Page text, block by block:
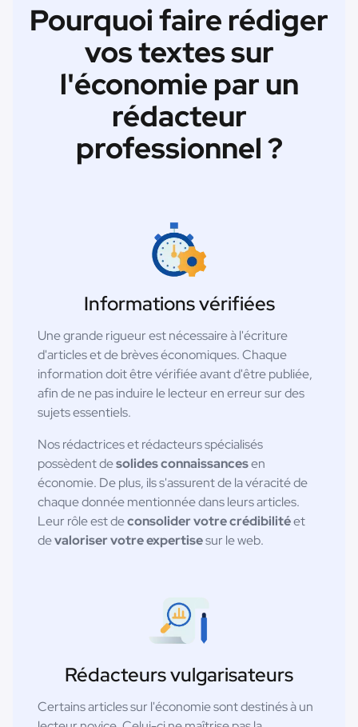
Pourquoi faire rédiger
vos textes sur
l'économie par un
rédacteur
professionnel ?
Informations vérifiées
Une grande rigueur est nécessaire à l'écriture
d'articles et de brèves économiques. Chaque
information doit être vérifiée avant d'être publiée,
afin de ne pas induire le lecteur en erreur sur des
sujets essentiels.
Nos rédactrices et rédacteurs spécialisés
possèdent desolides connaissancesen
économie. De plus, ils s'assurent de la véracité de
chaque donnée mentionnée dans leurs articles.
Leur rôle est deconsolider votre crédibilitéet
devaloriser votre expertisesur le web.
Rédacteurs vulgarisateurs
Certains articles sur l'économie sont destinés à un